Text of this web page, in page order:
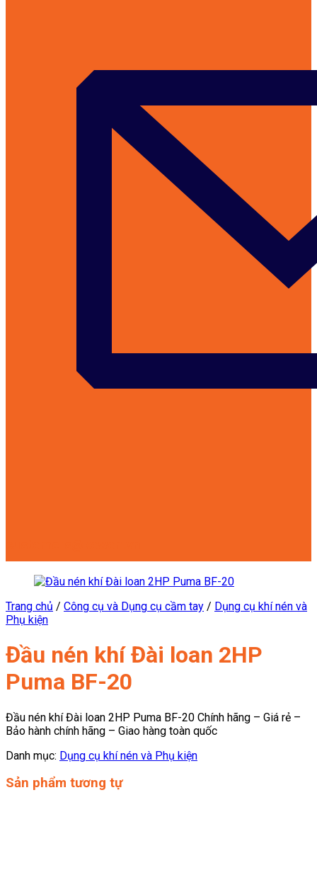
Trang chủ / Công cụ và Dụng cụ cầm tay / Dụng cụ khí nén và
Phụ kiện
Đầu nén khí Đài loan 2HP
Puma BF-20
Đầu nén khí Đài loan 2HP Puma BF-20 Chính hãng – Giá rẻ –
Bảo hành chính hãng – Giao hàng toàn quốc
Danh mục: Dụng cụ khí nén và Phụ kiện
Sản phẩm tương tự